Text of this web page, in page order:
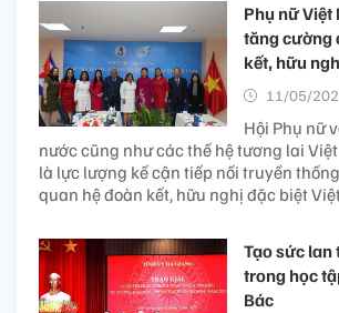
Phụ nữ Việt
tăng cường
kết, hữu
11/05/
Hội Phụ nữ
nước cũng như các thế hệ tương lai
là lực lượng kế cận tiếp nối truyền
quan hệ đoàn kết, hữu nghị đặc biệt
Tạo sức lan
trong học
Bác